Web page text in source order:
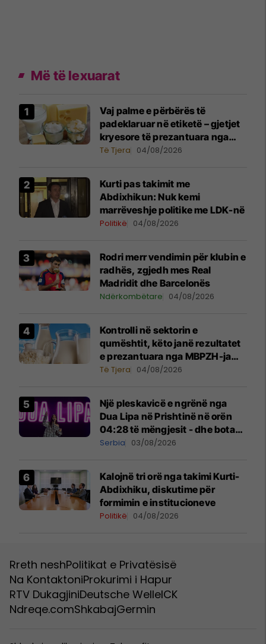
Më të lexuarat
Vaj palme e përbërës të
padeklaruar në etiketë – gjetjet
kryesore të prezantuara nga
AUV-i pas kontrollit në sektorin
Të Tjera 04/08/2026
Kurti pas takimit me
Abdixhikun: Nuk kemi
marrëveshje politike me LDK-në
Politikë 04/08/2026
Rodri merr vendimin për klubin e
radhës, zgjedh mes Real
Madridit dhe Barcelonës
Ndërkombëtare 04/08/2026
Kontrolli në sektorin e
qumështit, këto janë rezultatet
e prezantuara nga MBPZH-ja
dhe AUV
Të Tjera 04/08/2026
Një pleskavicë e ngrënë nga
Dua Lipa në Prishtinë në orën
04:28 të mëngjesit - dhe bota
digjitale serbe shpall gjendjen e
Serbia 03/08/2026
Kalojnë tri orë nga takimi Kurti-
Abdixhiku, diskutime për
formimin e institucioneve
Politikë 04/08/2026
Rreth neshPolitikat e Privatësisë
Na KontaktoniProkurimi i Hapur
RTV DukagjiniDeutsche WelleICK
Ndreqe.comShkabajGermin